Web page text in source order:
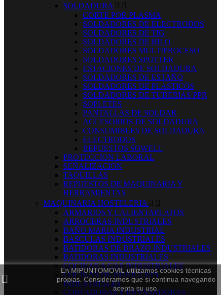
En MIPUNTOMOVIL utilizamos cookies técnicas
propias. Consideramos que si continua navegando
acepta su uso.
SOLDADURA  
CORTE POR PLASMA
SOLDADORES DE ELECTRODOS
SOLDADORES DE TIG
SOLDADORES DE HILO
SOLDADORES MULTIPROCESO
SOLDADORES SPOTTER
ESTACIONES DE SOLDADURA
SOLDADORES DE ESTAÑO
SOLDADORES DE PLASTICOS
SOLDADORES DE TUBERIAS PPR
SOPLETES
PANTALLAS DE SOLDAR
ACCESORIOS DE SOLDADURA
CONSUMIBLES DE SOLDADURA
ELECTRODOS
REPUESTOS SOWELL
PROTECCION LABORAL
SEÑALIZACION
TAQUILLAS
REPUESTOS DE MAQUINARIA Y
HERRAMIENTAS
MAQUINARIA HOSTELERIA  
ARMARIOS Y CALIENTAPLATOS
ARROCERAS INDUSTRIALES
BAÑO MARIA INDUSTRIAL
BASCULAS INDUSTRIALES
BATIDORAS DE BRAZO INDUSTRIALES
BATIDORAS INDUSTRIALES
COCINAS A GAS INDUSTRIALES
COCINAS DE INDUCCION
INDUSTRIALES
CORTADORAS Y ENVASADORAS